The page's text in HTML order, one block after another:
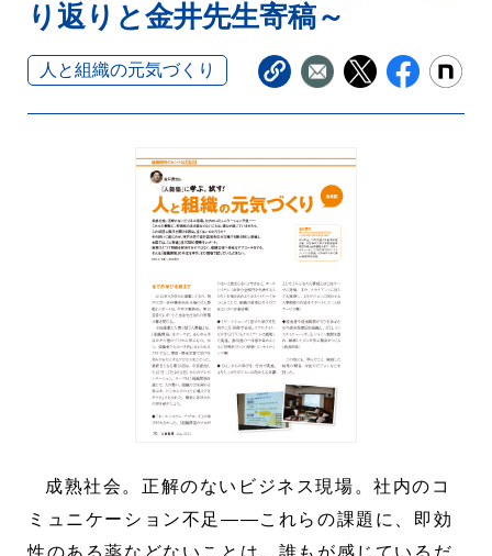
り返りと金井先生寄稿～
人と組織の元気づくり
成熟社会。正解のないビジネス現場。社内のコ
ミュニケーション不足――これらの課題に、即効
性のある薬などないことは、誰もが感じているだ